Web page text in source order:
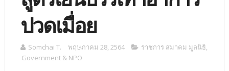
ปวดเมื่อย
Somchai T. พฤษภาคม 28, 2564 ราชการ สมาคม มูลนิธิ,
Government & NPO